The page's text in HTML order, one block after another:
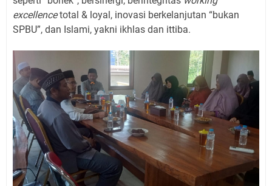
excellencetotal & loyal, inovasi berkelanjutan “bukan
SPBU”, dan Islami, yakni ikhlas dan ittiba.